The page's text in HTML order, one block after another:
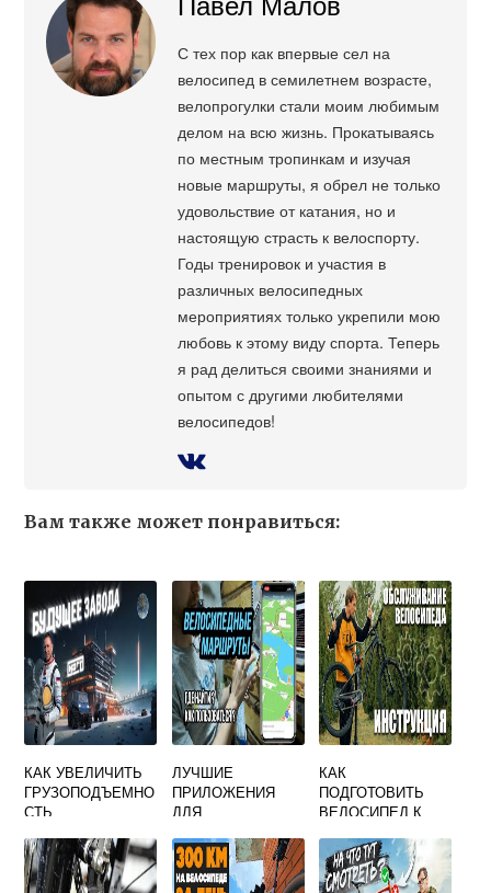
С тех пор как впервые сел на
велосипед в семилетнем возрасте,
велопрогулки стали моим любимым
делом на всю жизнь. Прокатываясь
по местным тропинкам и изучая
новые маршруты, я обрел не только
удовольствие от катания, но и
настоящую страсть к велоспорту.
Годы тренировок и участия в
различных велосипедных
мероприятиях только укрепили мою
любовь к этому виду спорта. Теперь
я рад делиться своими знаниями и
опытом с другими любителями
велосипедов!
Вам также может понравиться:
КАК УВЕЛИЧИТЬ
ГРУЗОПОДЪЕМНО
СТЬ
ЛУЧШИЕ
ПРИЛОЖЕНИЯ
ДЛЯ
В НА ANDROID
КАК
ПОДГОТОВИТЬ
ВЕЛОСИПЕД К